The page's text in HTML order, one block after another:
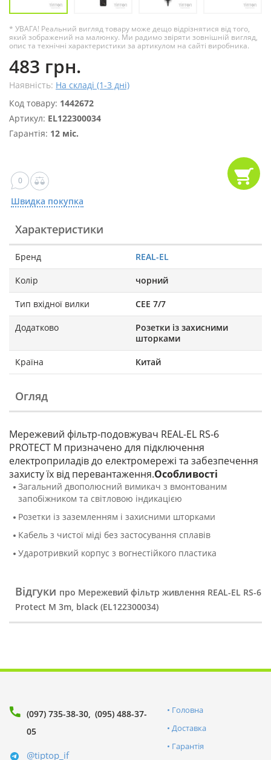
* УВАГА! Реальний вигляд товару може дещо відрізнятися від того,
який зображений на малюнку. Ми радимо звіряти зовнішній вигляд,
опис та технічні характеристики за артикулом на сайті виробника.
483 грн.
Наявність: На складі (1-3 дні)
Код товару: 1442672
Артикул: EL122300034
Гарантія: 12 міс.
0
Швидка покупка
Характеристики
Бренд REAL-EL
Колір чорний
Тип вхідної вилки СЕЕ 7/7
Додатково
Розетки із захисними
шторками
Країна Китай
Огляд
Мережевий фільтр-подовжувач REAL-EL RS-6
PROTECT M призначено для підключення
електроприладів до електромережі та забезпечення
захисту їх від перевантаження.Особливості
Загальний двополюсний вимикач з вмонтованим
запобіжником та світловою індикацією
Розетки із заземленням і захисними шторками
Кабель з чистої міді без застосування сплавів
Ударотривкий корпус з вогнестійкого пластика
Відгуки про Мережевий фільтр живлення REAL-EL RS-6
Protect M 3m, black (EL122300034)
(097) 735-38-30 (095) 488-37-
05
@tiptop_if
Головна
Доставка
Гарантія